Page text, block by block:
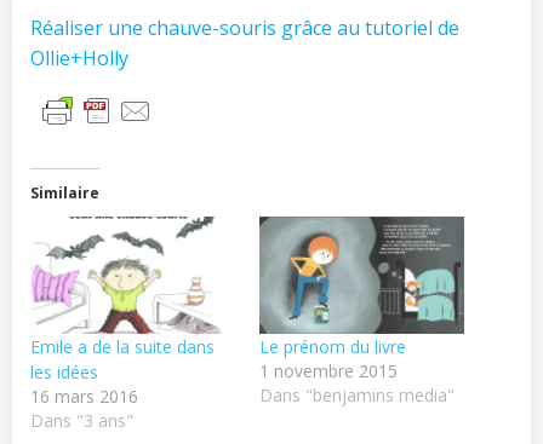
Réaliser une chauve-souris grâce au tutoriel de
Ollie+Holly
Similaire
Emile a de la suite dans
les idées
16 mars 2016
Dans "3 ans"
Le prénom du livre
1 novembre 2015
Dans "benjamins media"